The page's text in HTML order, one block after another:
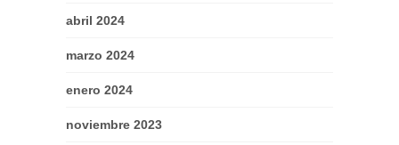
abril 2024
marzo 2024
enero 2024
noviembre 2023